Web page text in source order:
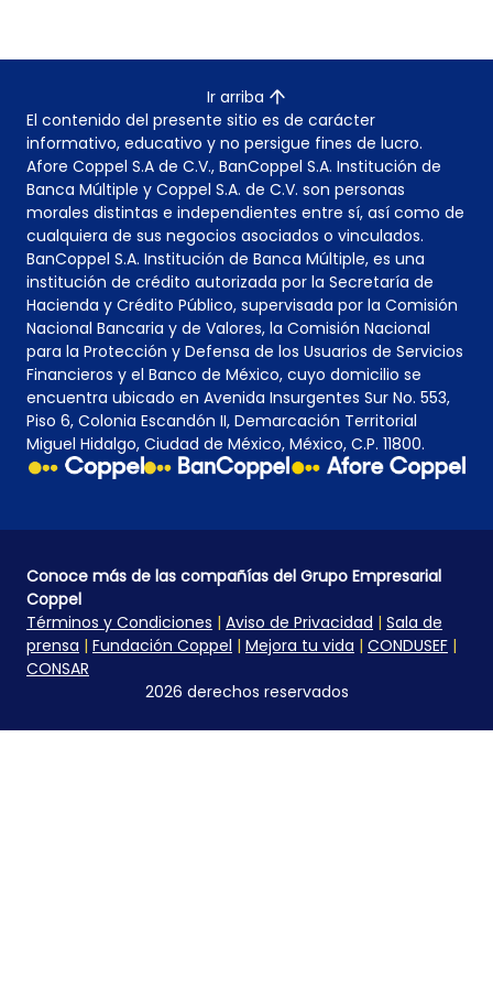
Ir arriba
El contenido del presente sitio es de carácter
informativo, educativo y no persigue fines de lucro.
Afore Coppel S.A de C.V., BanCoppel S.A. Institución de
Banca Múltiple y Coppel S.A. de C.V. son personas
morales distintas e independientes entre sí, así como de
cualquiera de sus negocios asociados o vinculados.
BanCoppel S.A. Institución de Banca Múltiple, es una
institución de crédito autorizada por la Secretaría de
Hacienda y Crédito Público, supervisada por la Comisión
Nacional Bancaria y de Valores, la Comisión Nacional
para la Protección y Defensa de los Usuarios de Servicios
Financieros y el Banco de México, cuyo domicilio se
encuentra ubicado en Avenida Insurgentes Sur No. 553,
Piso 6, Colonia Escandón II, Demarcación Territorial
Miguel Hidalgo, Ciudad de México, México, C.P. 11800.
Conoce más de las compañías del Grupo Empresarial
Coppel
Términos y Condiciones | Aviso de Privacidad | Sala de
prensa | Fundación Coppel | Mejora tu vida | CONDUSEF |
CONSAR
2026 derechos reservados